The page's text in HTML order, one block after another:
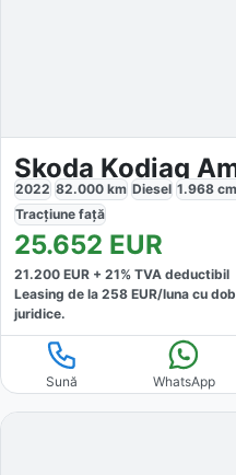
Skoda Kodiaq
2022 82.000 km Diesel 1.968
Tracțiune față
25.652 EUR
21.200 EUR + 21% TVA deductibil
Leasing de la 258 EUR/luna cu
juridice.
Sună WhatsApp